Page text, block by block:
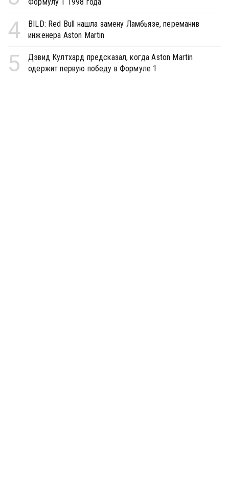
4
BILD: Red Bull нашла замену Ламбьязе, переманив
инженера Aston Martin
5
Дэвид Култхард предсказал, когда Aston Martin
одержит первую победу в Формуле 1